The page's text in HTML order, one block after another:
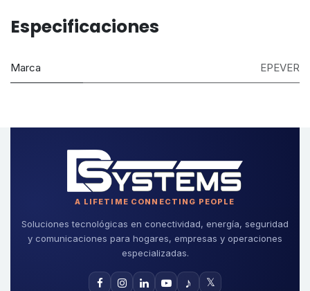
Especificaciones
Marca EPEVER
A LIFETIME CONNECTING PEOPLE
Soluciones tecnológicas en conectividad, energía, seguridad
y comunicaciones para hogares, empresas y operaciones
especializadas.
♪ 𝕏